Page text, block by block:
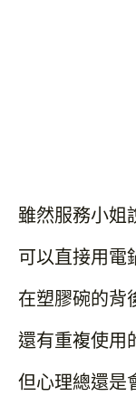
雖然服務小姐
可以直接用電
在塑膠碗的背
還有重複使用
但心理總還是